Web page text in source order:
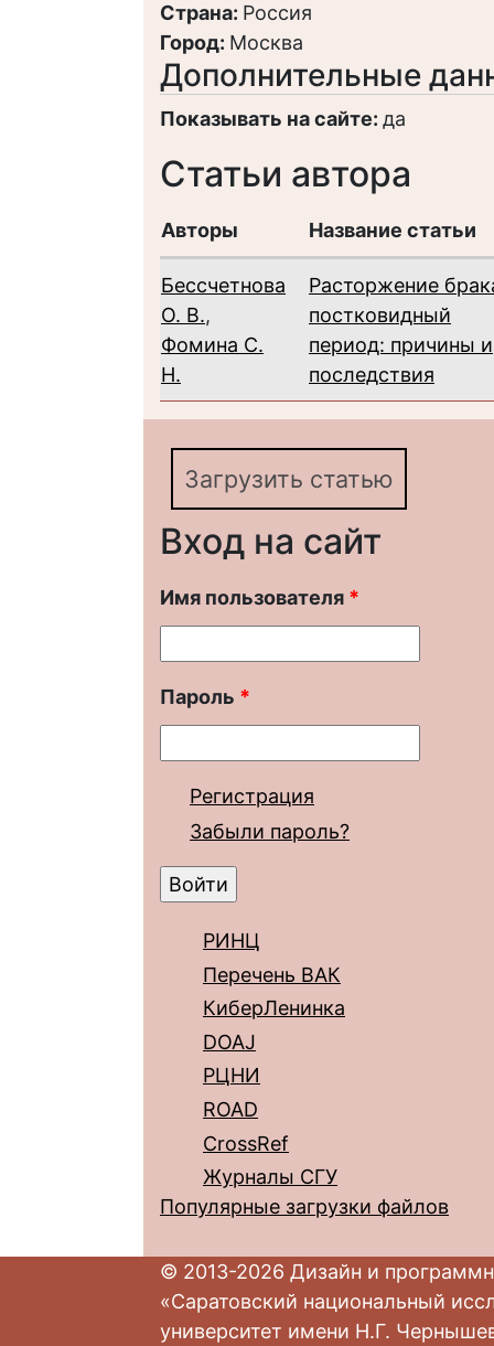
Страна: Россия
Город: Москва
Дополнительные
Показывать на сайте: да
Статьи автора
Авторы Название статьи
Бессчетнова
О. В.,
Фомина С.
Н.
Расторжение
постковидный
период: причины и
последствия
Загрузить статью
Вход на сайт
Имя пользователя *
Пароль *
Регистрация
Забыли пароль?
РИНЦ
Перечень ВАК
КиберЛенинка
DOAJ
РЦНИ
ROAD
CrossRef
Журналы СГУ
Популярные загрузки файлов
© 2013-2026 Дизайн и
«Саратовский национальный
университет имени Н.Г.